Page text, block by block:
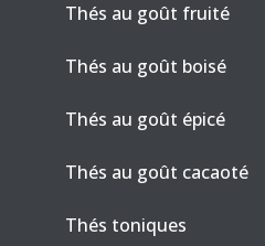
Thés au goût fruité
Thés au goût boisé
Thés au goût épicé
Thés au goût cacaoté
Thés toniques